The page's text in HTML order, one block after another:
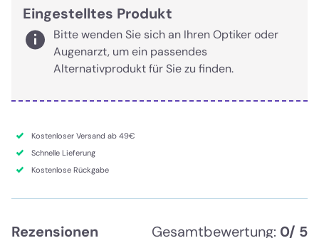
Eingestelltes Produkt
Bitte wenden Sie sich an Ihren Optiker oder
Augenarzt, um ein passendes
Alternativprodukt für Sie zu finden.
Kostenloser Versand ab 49€
Schnelle Lieferung
Kostenlose Rückgabe
Rezensionen Gesamtbewertung: 0/ 5